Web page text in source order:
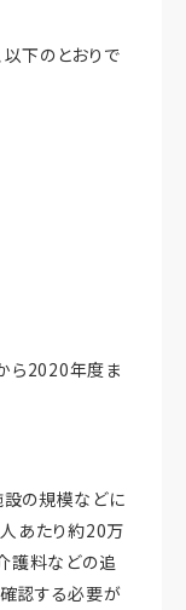
下のとおりで
ら2020年度ま
の規模などに
あたり約20万
護料などの追
認する必要が